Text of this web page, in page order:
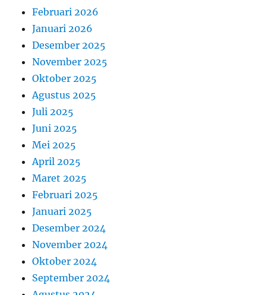
Februari 2026
Januari 2026
Desember 2025
November 2025
Oktober 2025
Agustus 2025
Juli 2025
Juni 2025
Mei 2025
April 2025
Maret 2025
Februari 2025
Januari 2025
Desember 2024
November 2024
Oktober 2024
September 2024